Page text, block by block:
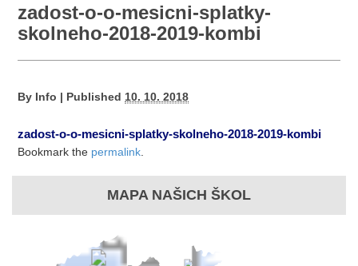
zadost-o-o-mesicni-splatky-
skolneho-2018-2019-kombi
By Info | Published 10. 10. 2018
zadost-o-o-mesicni-splatky-skolneho-2018-2019-kombi
Bookmark the permalink
MAPA NAŠICH ŠKOL